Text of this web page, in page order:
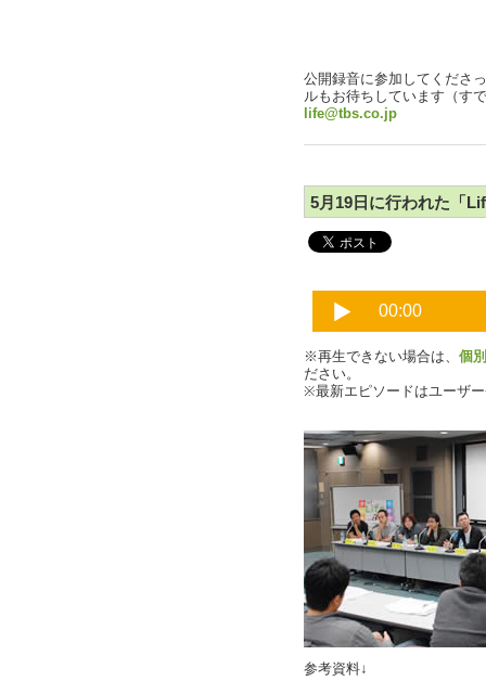
公開録音に参加してくださ
ルもお待ちしています（す
life@tbs.co.jp
5月19日に行われた「
※再生できない場合は、 個
ださい。
※最新エピソードはユーザ
参考資料↓